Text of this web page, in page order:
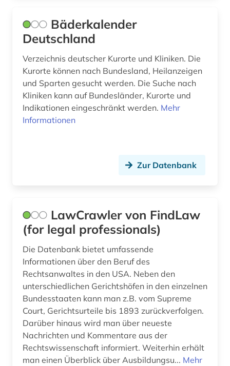
thüringen (1)
umweltschutz (1)
universität (3)
unternehmen (7)
unternehmensberater (1)
unternehmensinformation (1)
usa (1)
verband deutscher maschinen- und
verein (1)
verlag (2)
verlagsauslieferung (1)
verwaltung (1)
verwaltungsrat (aktienrecht) (1)
Bäderkalender
Deutschland
Verzeichnis deutscher Kurorte und Kliniken. Die
Kurorte können nach Bundesland, Heilanzeigen
und Sparten gesucht werden. Die Suche nach
Kliniken kann auf Bundesländer, Kurorte und
Indikationen eingeschränkt werden. Mehr
Informationen
Zur Datenbank
LawCrawler von FindLaw
(for legal professionals)
Die Datenbank bietet umfassende
Informationen über den Beruf des
Rechtsanwaltes in den USA. Neben den
unterschiedlichen Gerichtshöfen in den einzelnen
Bundesstaaten kann man z.B. vom Supreme
Court, Gerichtsurteile bis 1893 zurückverfolgen.
Darüber hinaus wird man über neueste
Nachrichten und Kommentare aus der
Rechtswissenschaft informiert. Weiterhin erhält
man einen Überblick über Ausbildungsu... Mehr